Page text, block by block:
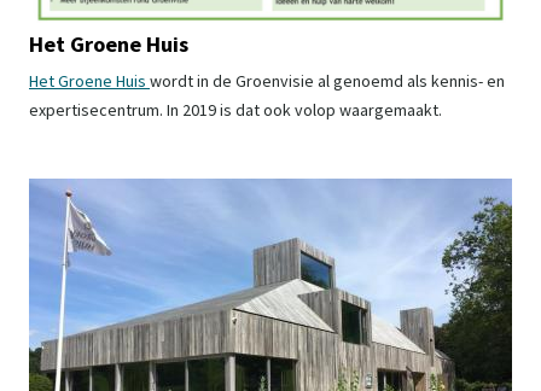
Het Groene Huis
Het Groene Huis wordt in de Groenvisie al genoemd als kennis- en
expertisecentrum. In 2019 is dat ook volop waargemaakt.